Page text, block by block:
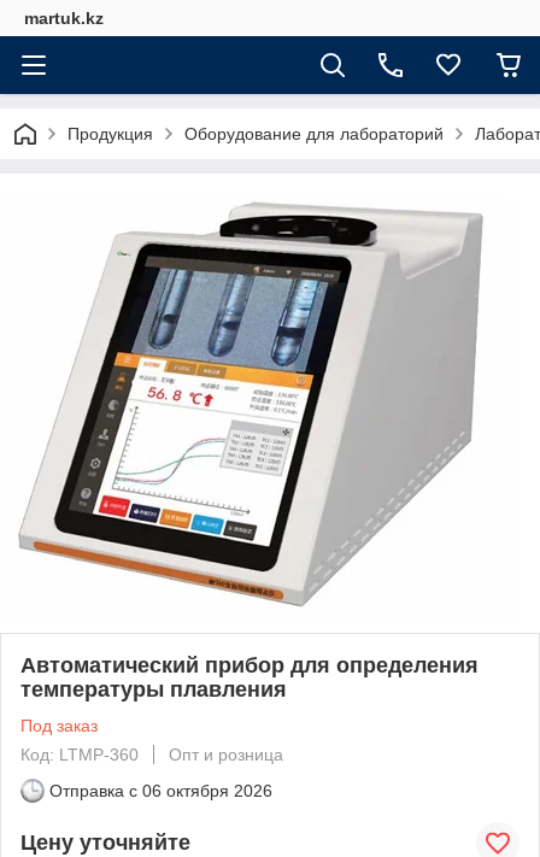
martuk.kz
Продукция Оборудование для лабораторий
Автоматический прибор для определения
температуры плавления
Под заказ
Код: LTMP-360
Опт и розница
Отправка с 06 октября 2026
Цену уточняйте